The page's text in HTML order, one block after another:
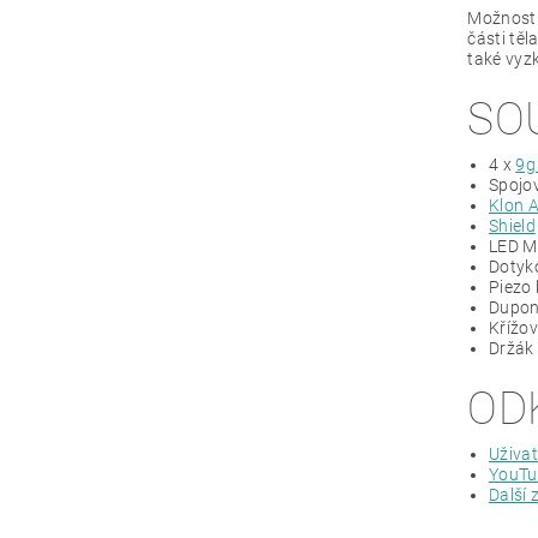
části
také
4 x9g
Klon
Shield
LED
Piezo
Další